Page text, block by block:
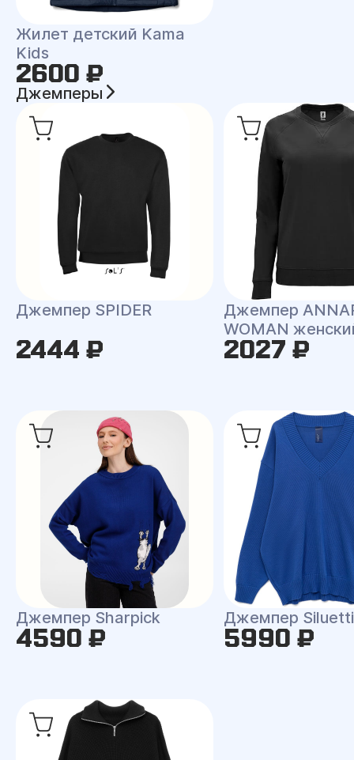
Жилет детский Kama
Kids
2600 ₽
Джемперы
Джемпер SPIDER
2444 ₽
Джемпер
WOMAN
2027 ₽
Джемпер Sharpick
4590 ₽
Джемпер
5990 ₽